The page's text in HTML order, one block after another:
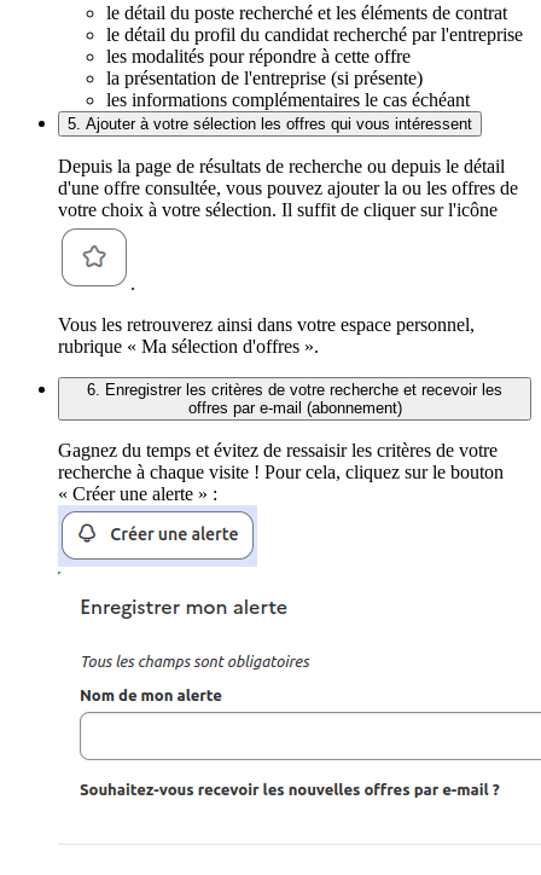
le détail du poste recherché et les éléments de contrat
le détail du profil du candidat recherché par l'entreprise
les modalités pour répondre à cette offre
la présentation de l'entreprise (si présente)
les informations complémentaires le cas échéant
5. Ajouter à votre sélection les offres qui vous intéressent
Depuis la page de résultats de recherche ou depuis le détail
d'une offre consultée, vous pouvez ajouter la ou les offres de
votre choix à votre sélection. Il suffit de cliquer sur l'icône
.
Vous les retrouverez ainsi dans votre espace personnel,
rubrique « Ma sélection d'offres ».
6. Enregistrer les critères de votre recherche et recevoir les
offres par e-mail (abonnement)
Gagnez du temps et évitez de ressaisir les critères de votre
recherche à chaque visite ! Pour cela, cliquez sur le bouton
« Créer une alerte » :